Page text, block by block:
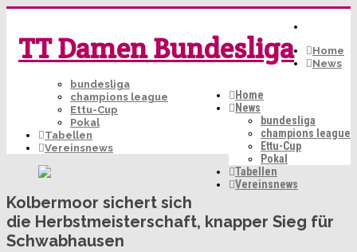
TT Damen Bundesliga
Home
News
bundesliga
champions league
Ettu-Cup
Pokal
Tabellen
Vereinsnews
Home
News
bundesliga
champions league
Ettu-Cup
Pokal
Tabellen
Vereinsnews
Kolbermoor sichert sich
die Herbstmeisterschaft, knapper Sieg für
Schwabhausen